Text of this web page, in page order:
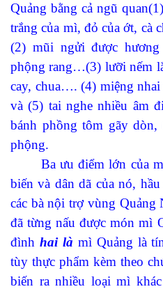
Quảng bằng cả ngũ
trắng của mì, đỏ của ớt, cà
(2) mũi ngửi được
phộng rang…(3) lưỡi nếm
cay, chua…. (4) miệng
và (5) tai nghe nhiều âm
bánh phồng tôm gãy dòn,
phộng.
Ba ưu điểm lớn của
biến và dân dã của nó,
các bà nội trợ vùng Quảng
đã từng nấu được món mì
đình hai là mì Quảng là
tùy thực phẩm kèm theo
biến ra nhiều loại mì